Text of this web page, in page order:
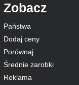
Zobacz
Państwa
Dodaj ceny
Porównaj
Średnie zarobki
Reklama